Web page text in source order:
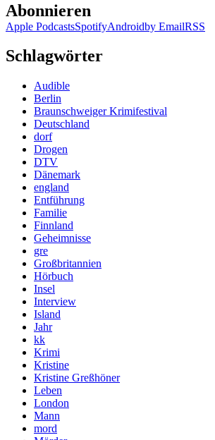
Abonnieren
Apple PodcastsSpotifyAndroidby EmailRSS
Schlagwörter
Audible
Berlin
Braunschweiger Krimifestival
Deutschland
dorf
Drogen
DTV
Dänemark
england
Entführung
Familie
Finnland
Geheimnisse
gre
Großbritannien
Hörbuch
Insel
Interview
Island
Jahr
kk
Krimi
Kristine
Kristine Greßhöner
Leben
London
Mann
mord